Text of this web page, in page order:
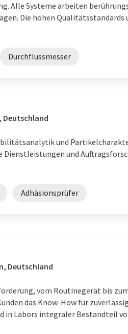
Alle Systeme arbeiten
Die hohen Qualitätsstandards
Durchflussmesser
Deutschland
und
Dienstleistungen und
Adhäsionsprüfer
Deutschland
vom Routinegerät bis
das Know-How für
in Labors integraler Bestandteil